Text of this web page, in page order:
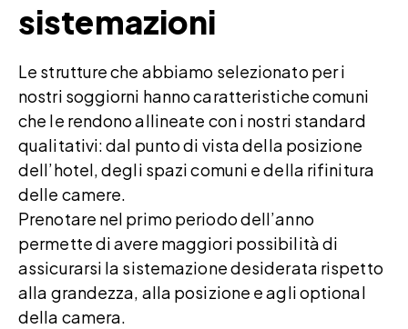
sistemazioni
Le strutture che abbiamo selezionato per i
nostri soggiorni hanno caratteristiche comuni
che le rendono allineate con i nostri standard
qualitativi: dal punto di vista della posizione
dell’hotel, degli spazi comuni e della rifinitura
delle camere.
Prenotare nel primo periodo dell’anno
permette di avere maggiori possibilità di
assicurarsi la sistemazione desiderata rispetto
alla grandezza, alla posizione e agli optional
della camera.